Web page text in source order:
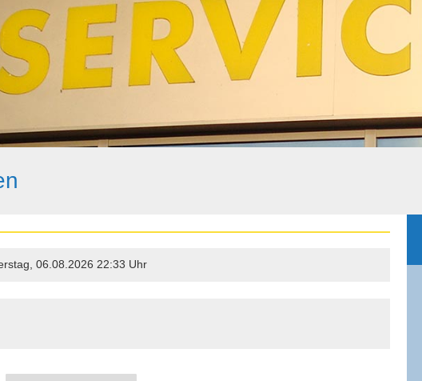
06.08.2026 22:33 Uhr